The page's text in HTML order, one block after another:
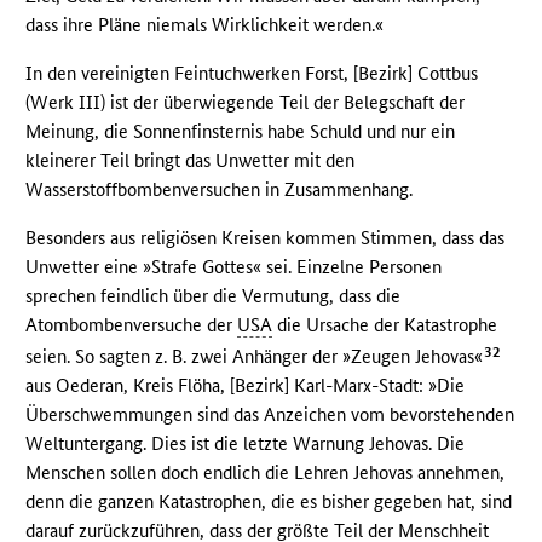
dass ihre Pläne niemals Wirklichkeit werden.«
In den vereinigten Feintuchwerken Forst, [Bezirk] Cottbus
(Werk III) ist der überwiegende Teil der Belegschaft der
Meinung, die Sonnenfinsternis habe Schuld und nur ein
kleinerer Teil bringt das Unwetter mit den
Wasserstoffbombenversuchen in Zusammenhang.
Besonders aus religiösen Kreisen kommen Stimmen, dass das
Unwetter eine »Strafe Gottes« sei. Einzelne Personen
sprechen feindlich über die Vermutung, dass die
Atombombenversuche der USA die Ursache der Katastrophe
seien. So sagten z. B. zwei Anhänger der »Zeugen Jehovas« 32
aus Oederan, Kreis Flöha, [Bezirk] Karl-Marx-Stadt: »Die
Überschwemmungen sind das Anzeichen vom bevorstehenden
Weltuntergang. Dies ist die letzte Warnung Jehovas. Die
Menschen sollen doch endlich die Lehren Jehovas annehmen,
denn die ganzen Katastrophen, die es bisher gegeben hat, sind
darauf zurückzuführen, dass der größte Teil der Menschheit